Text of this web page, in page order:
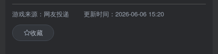
游戏来源：网友投递 更新时间：2026-06-06 15:20
收藏